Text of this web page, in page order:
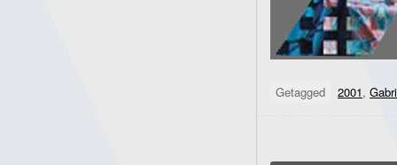
Getagged 2001,